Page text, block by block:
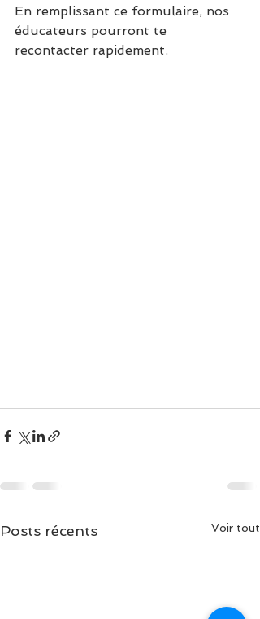
En remplissant ce formulaire, nos
éducateurs pourront te
recontacter rapidement.
Posts récents Voir tout